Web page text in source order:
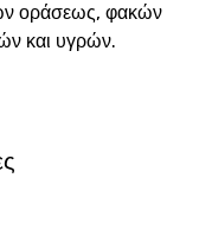
οράσεως, φακών
και υγρών.